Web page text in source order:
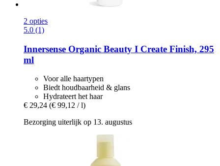
2 opties
5.0 (1)
Innersense Organic Beauty I Create Finish, 295
ml
Voor alle haartypen
Biedt houdbaarheid & glans
Hydrateert het haar
€ 29,24 (€ 99,12 / l)
Bezorging uiterlijk op 13. augustus